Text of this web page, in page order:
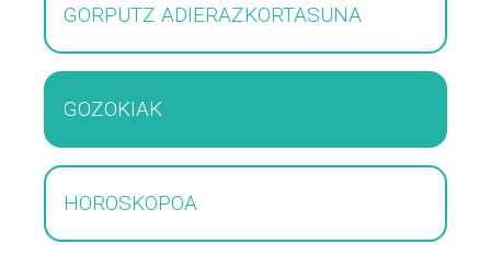
GORPUTZ ADIERAZKORTASUNA
GOZOKIAK
HOROSKOPOA